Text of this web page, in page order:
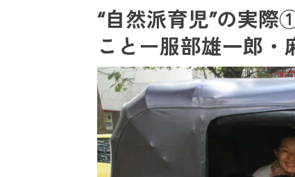
“自然派育児”の実
ことー服部雄一郎